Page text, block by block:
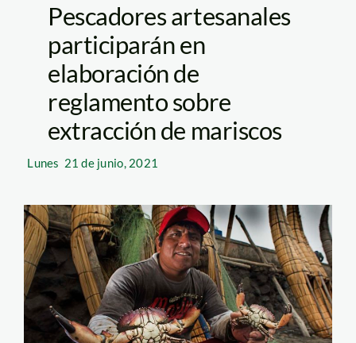
Pescadores artesanales
participarán en
elaboración de
reglamento sobre
extracción de mariscos
Lunes 21 de junio, 2021